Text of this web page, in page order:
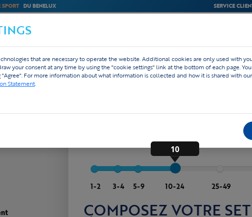
SPORT DU BENELUX SERVICE
BEDRIJVEN
livraison
COMBIEN D'ATHLÈTES DANS
Tailles, modèles femmes/hommes/enfants à définir
10
1-2 3-4 5-9 10-24 25-49
COMPOSEZ VOTRE SET
that are necessary to operate the website. Additional cookies are only used with
your consent at any time by using the "cookie settings" link at the bottom of each page.
For more information about what information is collected and how it is shared with
Statement.